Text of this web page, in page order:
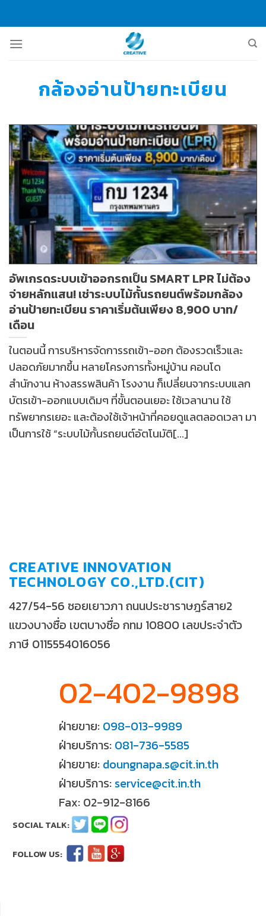
content
กล้องอ่านป้ายทะเบียน
อัพเกรดระบบเข้าออกรถเป็น SMART LPR ไม่ต้อง
จ่ายหลักแสน! เช่าระบบไม้กั้นรถยนต์พร้อมกล้อง
อ่านป้ายทะเบียน ราคาเริ่มต้นเพียง 8,900 บาท/
เดือน
ในตอนนี้ การบริหารจัดการรถเข้า-ออก ต้องรวดเร็วและ
ปลอดภัยมากขึ้น หลายโครงการทั้งหมู่บ้าน คอนโด
สำนักงาน ห้างสรรพสินค้า โรงงาน ก็เปลี่ยนจากระบบแลก
บัตรเข้า-ออกแบบเดิมๆ ที่ขั้นตอนเยอะ ใช้เวลานาน ใช้
ทรัพยากรเยอะ และต้องใช้เจ้าหน้าที่คอยดูแลตลอดเวลา มา
เป็นการใช้ “ระบบไม้กั้นรถยนต์อัตโนมัติ[...]
CREATIVE INNOVATION
TECHNOLOGY CO.,LTD.(CIT)
427/54-56 ซอยเยาวภา ถนนประชาราษฎร์สาย2
แขวงบางซื่อ เขตบางซื่อ กทม 10800 เลขประจำตัว
ภาษี 0115554016056
02-402-9898
ฝ่ายขาย: 098-013-9989
ฝ่ายบริการ: 081-736-5585
ฝ่ายขาย: doungnapa.s@cit.in.th
ฝ่ายบริการ: service@cit.in.th
Fax: 02-912-8166